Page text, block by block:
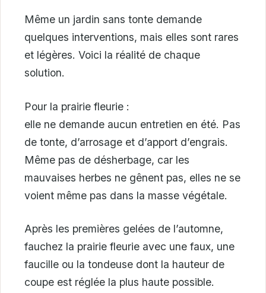
Même un jardin sans tonte demande
quelques interventions, mais elles sont rares
et légères. Voici la réalité de chaque
solution.
Pour la prairie fleurie :
elle ne demande aucun entretien en été. Pas
de tonte, d’arrosage et d’apport d’engrais.
Même pas de désherbage, car les
mauvaises herbes ne gênent pas, elles ne se
voient même pas dans la masse végétale.
Après les premières gelées de l’automne,
fauchez la prairie fleurie avec une faux, une
faucille ou la tondeuse dont la hauteur de
coupe est réglée la plus haute possible.